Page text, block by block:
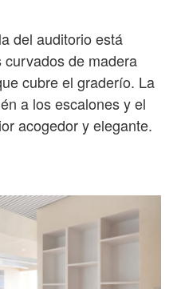
del auditorio está
de madera
cubre el graderío. La
a los escalones y el
acogedor y elegante.